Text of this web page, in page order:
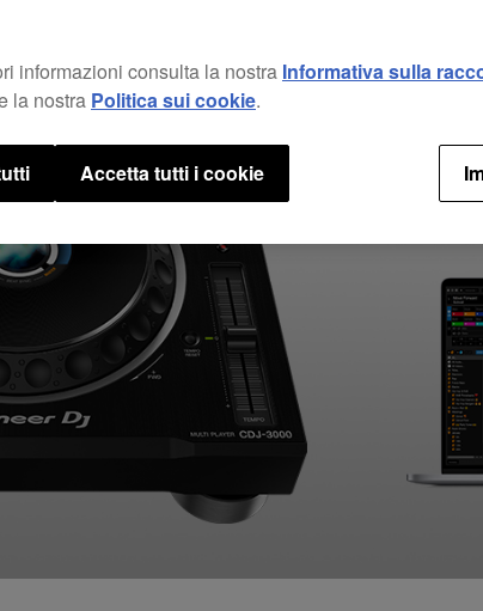
informazioni consulta la nostra Informativa sulla
la nostra Politica sui cookie.
Accetta tutti i cookie